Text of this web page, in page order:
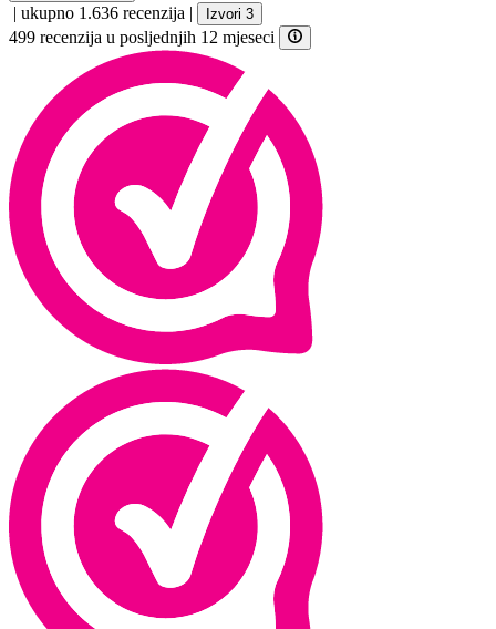
| ukupno 1.636 recenzija | Izvori 3
499 recenzija u posljednjih 12 mjeseci